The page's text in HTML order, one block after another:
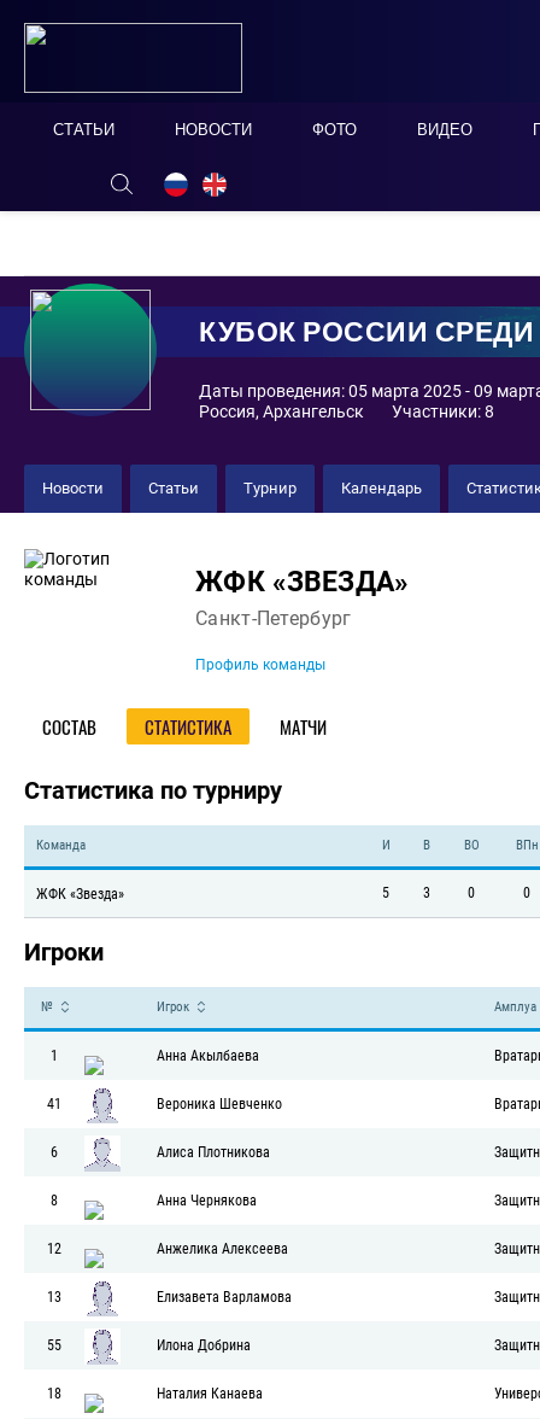
СТАТЬИ НОВОСТИ ФОТО ВИДЕО
ОНЛАЙН ТАБЛО СКРЫТЬ
КУБОК РОССИИ
2025 Кубок России 2025 (ж)
Новости Статьи Турнир Календарь
Команда
ЖФК «ЗВЕЗДА»
Санкт-Петербург
Профиль команды
СОСТАВ СТАТИСТИКА МАТЧИ
Статистика по турниру
Команда И В ВО ВПн
ЖФК «Звезда» 5 3 0 0
Игроки
№ Игрок Амплуа
1 Анна Акылбаева
41 Вероника Шевченко
6 Алиса Плотникова
8 Анна Чернякова
12 Анжелика Алексеева
13 Елизавета Варламова
55 Илона Добрина
18 Наталия Канаева